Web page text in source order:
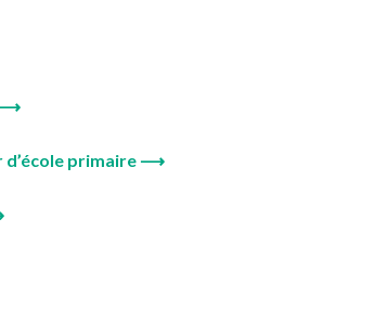
⟶
d’école primaire ⟶